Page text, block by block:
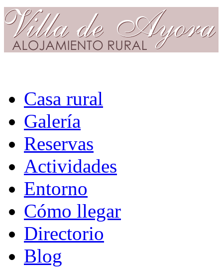
Casa rural
Galería
Reservas
Actividades
Entorno
Cómo llegar
Directorio
Blog